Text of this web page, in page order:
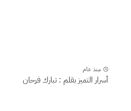
منذ عام
أسرار التميز بقلم : تبارك فرحان